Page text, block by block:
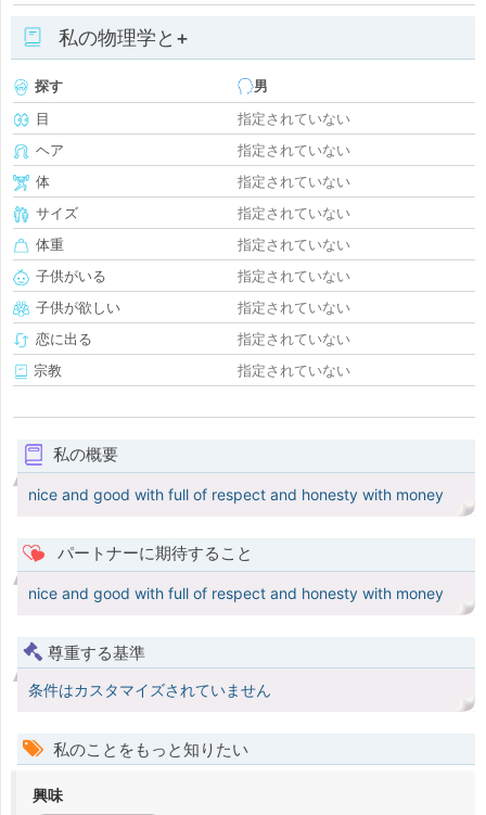
私の物理学と+
探す
男
目
指定されていない
ヘア
指定されていない
体
指定されていない
サイズ
指定されていない
体重
指定されていない
子供がいる
指定されていない
子供が欲しい
指定されていない
恋に出る
指定されていない
宗教
指定されていない
私の概要
nice and good with full of respect and honesty with money
パートナーに期待すること
nice and good with full of respect and honesty with money
尊重する基準
条件はカスタマイズされていません
私のことをもっと知りたい
興味